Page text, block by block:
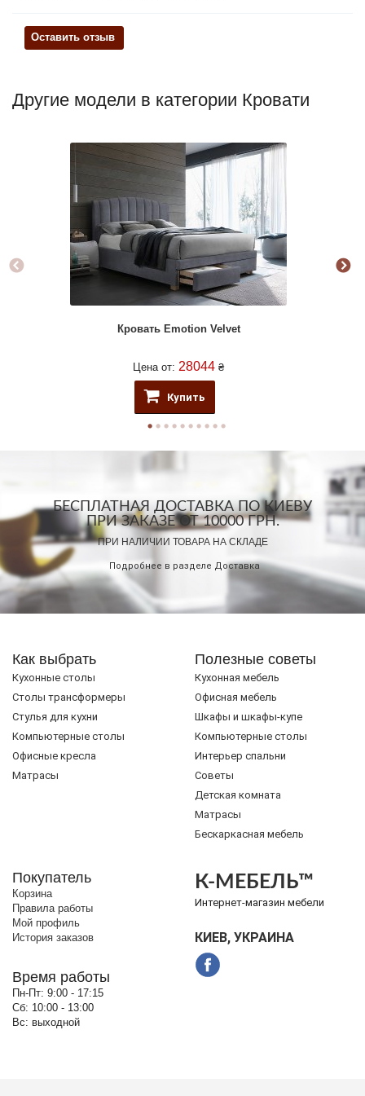
Оставить отзыв
Другие модели в категории Кровати
Кровать Emotion Velvet
Цена от: 28044 ₴
Купить
БЕСПЛАТНАЯ ДОСТАВКА ПО КИЕВУ
ПРИ ЗАКАЗЕ ОТ 10000 ГРН.
ПРИ НАЛИЧИИ ТОВАРА НА СКЛАДЕ
Подробнее в разделе Доставка
Как выбрать
Кухонные столы
Cтолы трансформеры
Стулья для кухни
Компьютерные столы
Офисные кресла
Матрасы
Полезные советы
Кухонная мебель
Офисная мебель
Шкафы и шкафы-купе
Компьютерные столы
Интерьер спальни
Советы
Детская комната
Матрасы
Бескаркасная мебель
Покупатель
Корзина
Правила работы
Мой профиль
История заказов
Время работы
Пн-Пт: 9:00 - 17:15
Сб: 10:00 - 13:00
Вс: выходной
К-МЕБЕЛЬ™
Интернет-магазин мебели
КИЕВ, УКРАИНА